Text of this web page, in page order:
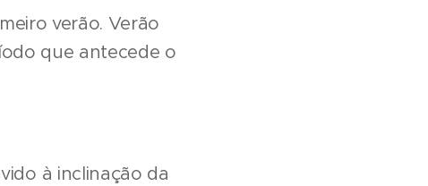
verão. Verão
que antecede o
à inclinação da